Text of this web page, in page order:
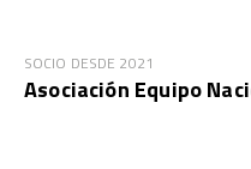
SOCIO DESDE 2021
Asociación Equipo